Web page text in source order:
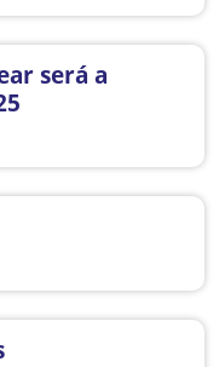
será a